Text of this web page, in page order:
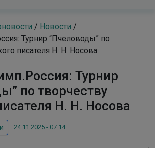
/ Новости /
Турнир “Пчеловоды” по
писателя Н. Н. Носова
Турнир
по творчеству
Н. Н. Носова
24.11.2025 - 07:14